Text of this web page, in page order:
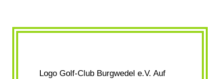
Logo Golf-Club Burgwedel e.V. Auf